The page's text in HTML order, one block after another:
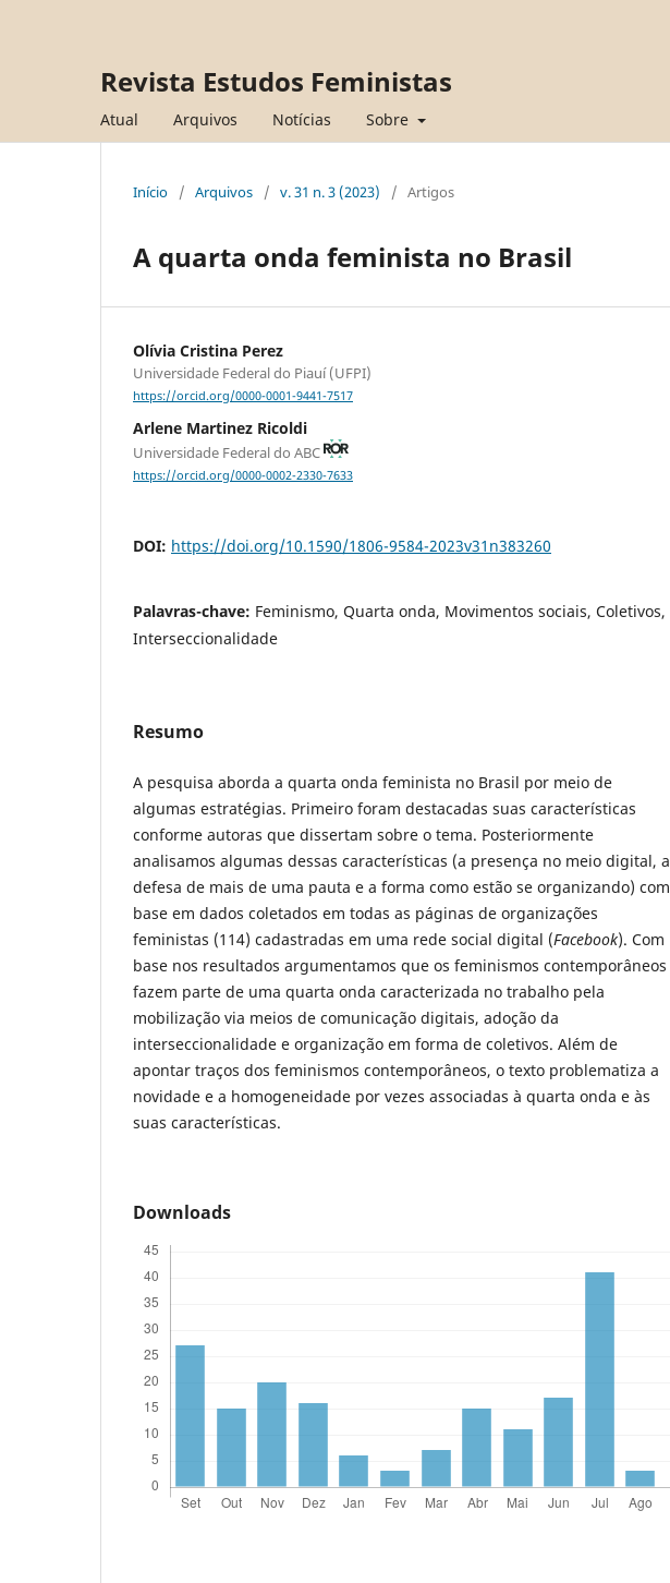
Revista Estudos Feministas
Atual Arquivos Notícias Sobre
Início / Arquivos / v. 31 n. 3 (2023) / Artigos
A quarta onda feminista no Brasil
Olívia Cristina Perez
Universidade Federal do Piauí (UFPI)
https://orcid.org/0000-0001-9441-7517
Arlene Martinez Ricoldi
Universidade Federal do ABC
https://orcid.org/0000-0002-2330-7633
DOI: https://doi.org/10.1590/1806-9584-2023v31n383260
Palavras-chave: Feminismo, Quarta onda, Movimentos sociais, Coletivos,
Interseccionalidade
Resumo
A pesquisa aborda a quarta onda feminista no Brasil por meio de
algumas estratégias. Primeiro foram destacadas suas características
conforme autoras que dissertam sobre o tema. Posteriormente
analisamos algumas dessas características (a presença no meio digital, a
defesa de mais de uma pauta e a forma como estão se organizando) com
base em dados coletados em todas as páginas de organizações
feministas (114) cadastradas em uma rede social digital (Facebook). Com
base nos resultados argumentamos que os feminismos contemporâneos
fazem parte de uma quarta onda caracterizada no trabalho pela
mobilização via meios de comunicação digitais, adoção da
interseccionalidade e organização em forma de coletivos. Além de
apontar traços dos feminismos contemporâneos, o texto problematiza a
novidade e a homogeneidade por vezes associadas à quarta onda e às
suas características.
Downloads